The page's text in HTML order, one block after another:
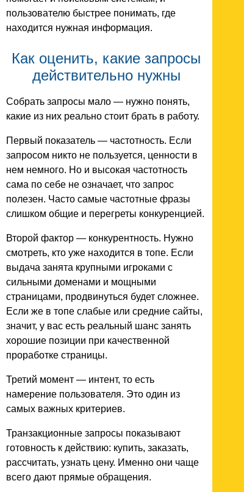
пользователю быстрее понимать, где
находится нужная информация.
Как оценить, какие запросы
действительно нужны
Собрать запросы мало — нужно понять,
какие из них реально стоит брать в работу.
Первый показатель — частотность. Если
запросом никто не пользуется, ценности в
нем немного. Но и высокая частотность
сама по себе не означает, что запрос
полезен. Часто самые частотные фразы
слишком общие и перегреты конкуренцией.
Второй фактор — конкурентность. Нужно
смотреть, кто уже находится в топе. Если
выдача занята крупными игроками с
сильными доменами и мощными
страницами, продвинуться будет сложнее.
Если же в топе слабые или средние сайты,
значит, у вас есть реальный шанс занять
хорошие позиции при качественной
проработке страницы.
Третий момент — интент, то есть
намерение пользователя. Это один из
самых важных критериев.
Транзакционные запросы показывают
готовность к действию: купить, заказать,
рассчитать, узнать цену. Именно они чаще
всего дают прямые обращения.